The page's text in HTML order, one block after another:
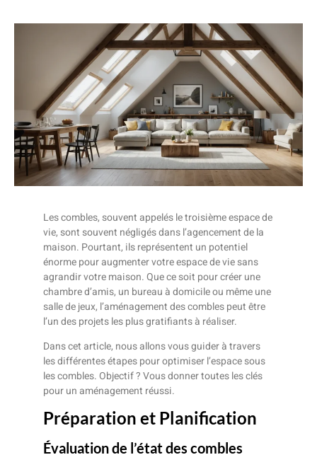
Les combles, souvent appelés le troisième espace de
vie, sont souvent négligés dans l’agencement de la
maison. Pourtant, ils représentent un potentiel
énorme pour augmenter votre espace de vie sans
agrandir votre maison. Que ce soit pour créer une
chambre d’amis, un bureau à domicile ou même une
salle de jeux, l’aménagement des combles peut être
l’un des projets les plus gratifiants à réaliser.
Dans cet article, nous allons vous guider à travers
les différentes étapes pour optimiser l’espace sous
les combles. Objectif ? Vous donner toutes les clés
pour un aménagement réussi.
Préparation et Planification
Évaluation de l’état des combles